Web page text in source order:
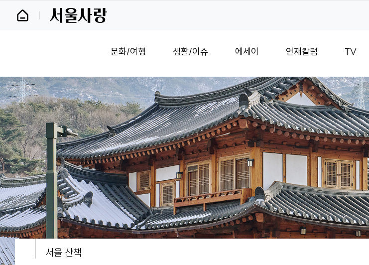
띄
기
링
크
문화/여행 생활/이슈 에세이 연재칼럼 TV
서울 산책